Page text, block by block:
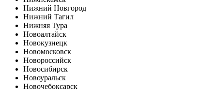
Нижний Новгород
Нижний Тагил
Нижняя Тура
Новоалтайск
Новокузнецк
Новомосковск
Новороссийск
Новосибирск
Новоуральск
Новочебоксарск